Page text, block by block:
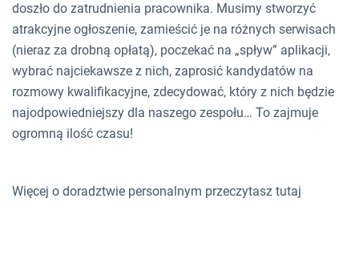
doszło do zatrudnienia pracownika. Musimy stworzyć
atrakcyjne ogłoszenie, zamieścić je na różnych serwisach
(nieraz za drobną opłatą), poczekać na „spływ” aplikacji,
wybrać najciekawsze z nich, zaprosić kandydatów na
rozmowy kwalifikacyjne, zdecydować, który z nich będzie
najodpowiedniejszy dla naszego zespołu… To zajmuje
ogromną ilość czasu!
Więcej o doradztwie personalnym przeczytasz tutaj